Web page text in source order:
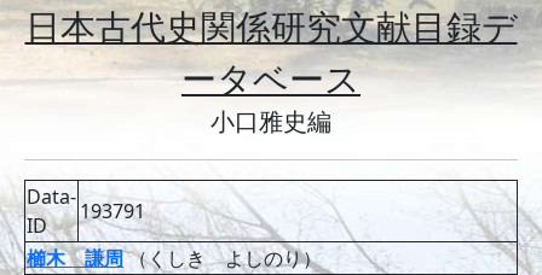
日本古代史関係研究文献目録デ
ータベース
小口雅史編
Data-
ID
193791
櫛木 謙周（くしき よしのり）